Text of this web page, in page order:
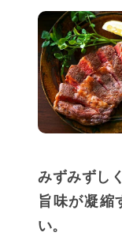
みずみずし
旨味が凝縮
い。